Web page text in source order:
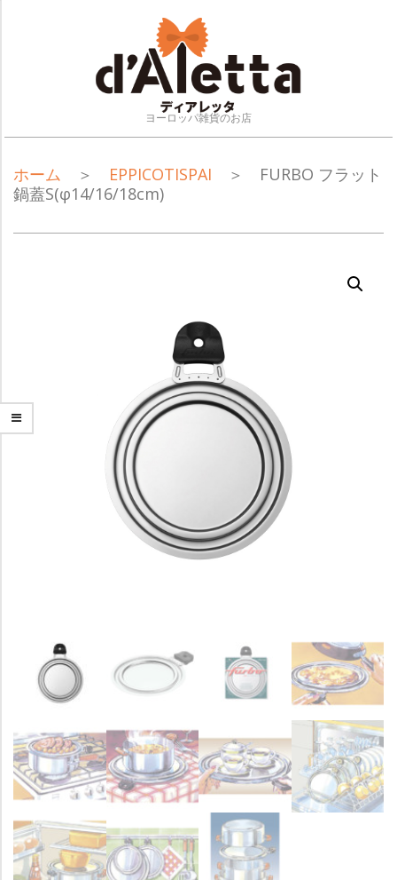
ヨーロッパ雑貨のお店
NAVIGATION
MENU
ホーム ＞ EPPICOTISPAI ＞ FURBO フラット
鍋蓋S(φ14/16/18cm)